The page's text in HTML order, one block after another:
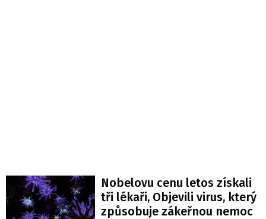
Nobelovu cenu letos získali
tři lékaři, Objevili virus, který
způsobuje zákeřnou nemoc